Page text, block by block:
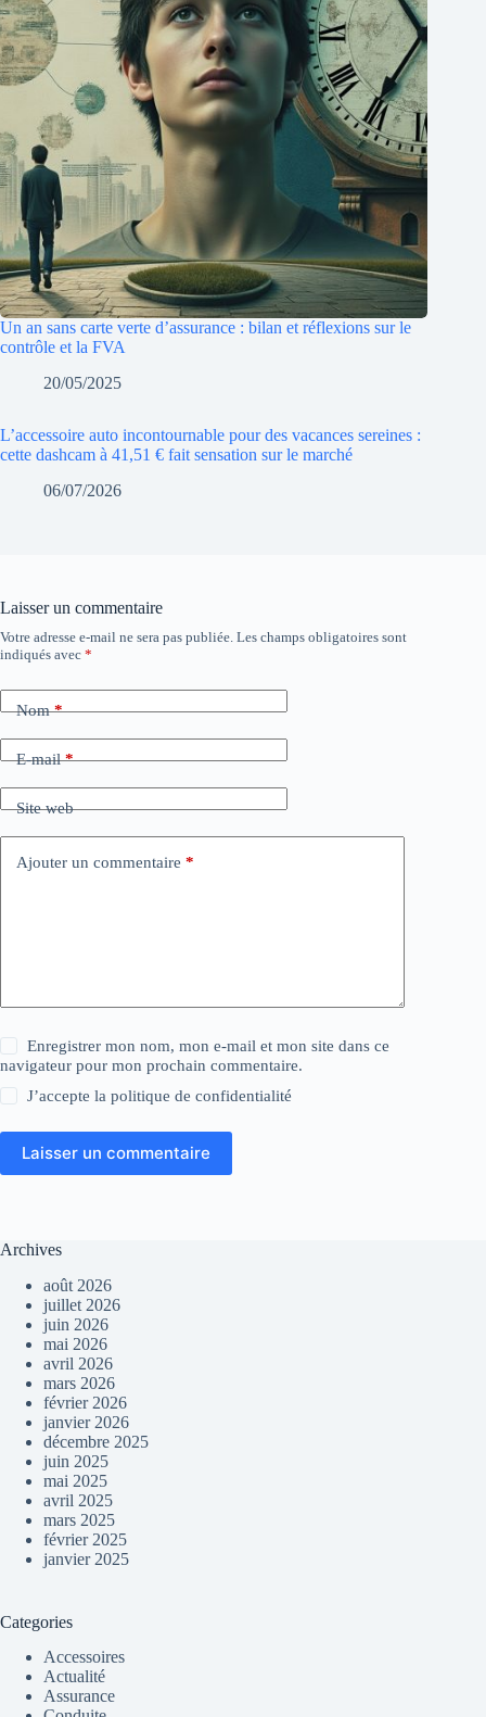
Un an sans carte verte d’assurance : bilan et réflexions sur le
contrôle et la FVA
20/05/2025
L’accessoire auto incontournable pour des vacances sereines :
cette dashcam à 41,51 € fait sensation sur le marché
06/07/2026
Laisser un commentaire
Votre adresse e-mail ne sera pas publiée. Les champs obligatoires sont
indiqués avec *
Nom*
E-mail*
Site web
Ajouter un commentaire *
Enregistrer mon nom, mon e-mail et mon site dans ce
navigateur pour mon prochain commentaire.
J’accepte lapolitique de confidentialité
Laisser un commentaire
Archives
août 2026
juillet 2026
juin 2026
mai 2026
avril 2026
mars 2026
février 2026
janvier 2026
décembre 2025
juin 2025
mai 2025
avril 2025
mars 2025
février 2025
janvier 2025
Categories
Accessoires
Actualité
Assurance